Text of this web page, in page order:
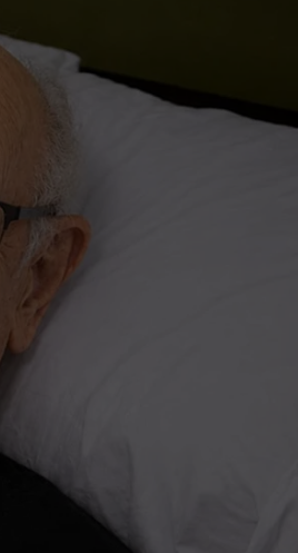
jarang kongsi kisah